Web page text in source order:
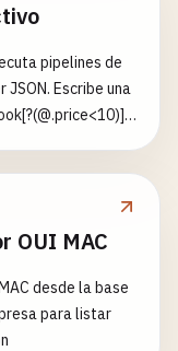
pipelines de
Escribe una
OUI MAC
desde la base
para listar